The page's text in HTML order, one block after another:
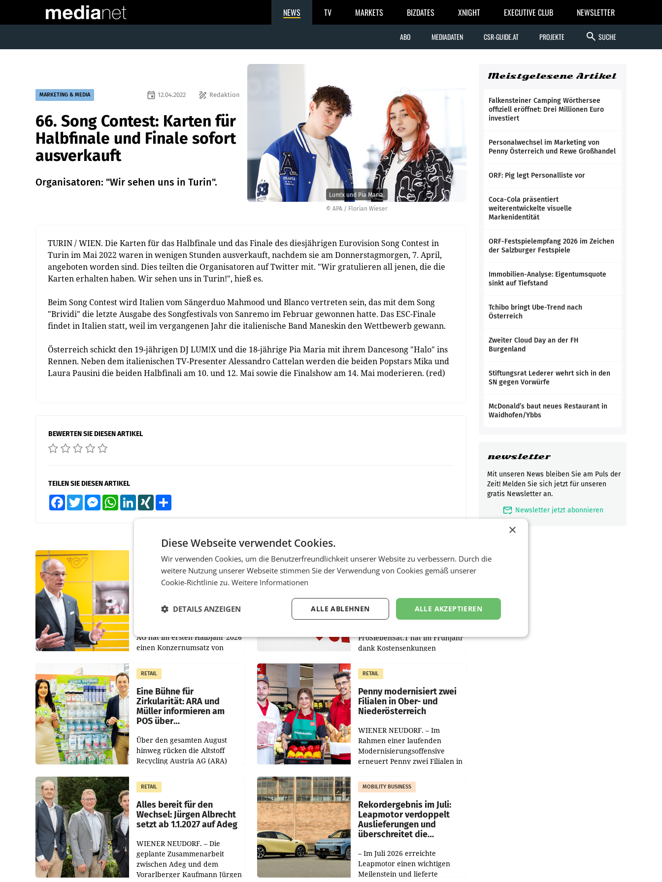
NEWS TV MARKETS BIZDATES XNIGHT EXECUTIVE CLUB NEWSLETTER
ABO MEDIADATEN CSR-GUIDE.AT PROJEKTE search SUCHE
© APA / Florian Wieser
Lum!x und Pia Maria.
MARKETING & MEDIA draw Redaktion
event 12.04.2022
66. Song Contest: Karten für
Halbfinale und Finale sofort
ausverkauft
Organisatoren: "Wir sehen uns in Turin".
TURIN / WIEN. Die Karten für das Halbfinale und das Finale des diesjährigen Eurovision Song Contest in
Turin im Mai 2022 waren in wenigen Stunden ausverkauft, nachdem sie am Donnerstagmorgen, 7. April,
angeboten worden sind. Dies teilten die Organisatoren auf Twitter mit. "Wir gratulieren all jenen, die die
Karten erhalten haben. Wir sehen uns in Turin!", hieß es.
Beim Song Contest wird Italien vom Sängerduo Mahmood und Blanco vertreten sein, das mit dem Song
"Brividi" die letzte Ausgabe des Songfestivals von Sanremo im Februar gewonnen hatte. Das ESC-Finale
findet in Italien statt, weil im vergangenen Jahr die italienische Band Maneskin den Wettbewerb gewann.
Österreich schickt den 19-jährigen DJ LUM!X und die 18-jährige Pia Maria mit ihrem Dancesong "Halo" ins
Rennen. Neben dem italienischen TV-Presenter Alessandro Cattelan werden die beiden Popstars Mika und
Laura Pausini die beiden Halbfinali am 10. und 12. Mai sowie die Finalshow am 14. Mai moderieren. (red)
BEWERTEN SIE DIESEN ARTIKEL
TEILEN SIE DIESEN ARTIKEL
FacebookTwitter MessengerWhatsAppLinkedInXING
PRIMENEWS
Österreichische Post:
Umsatzplus im ersten
Briefgeschäft
AG hat im ersten Halbjahr 2026
einen Konzernumsatz von
erwirtschaftet, was einem Plus
von 3,8 Prozent gegenüber
dem Vergleichszeitraum
MARKETING & MEDIA
ProSiebenSat.1 spart und
Gewinn
UNTERFÖHRING/MAILAND/AMSTERDAM.
ProSiebenSat.1 hat im Frühjahr
dank Kostensenkungen
gemacht und die
Markterwartung deutlich
übertroffen.
RETAIL
Eine Bühne für
Zirkularität: ARA und
Müller informieren am
POS über
Über den gesamten August
hinweg rücken die Altstoff
Recycling Austria AG (ARA)
Müller die Initiative „Kreislauf-
Helden“ in allen
österreichischen Müller-Filialen
RETAIL
Penny modernisiert zwei
Filialen in Ober- und
Niederösterreich
WIENER NEUDORF. – Im
Rahmen einer laufenden
Modernisierungsoffensive
erneuert Penny zwei Filialen in
Die beiden Standorte liegen in
Haag sowie im rund
RETAIL
Alles bereit für den
Wechsel: Jürgen Albrecht
setzt ab 1.1.2027 auf Adeg
WIENER NEUDORF. – Die
geplante Zusammenarbeit
zwischen Adeg und dem
Vorarlberger Kaufmann Jürgen
MOBILITY BUSINESS
Rekordergebnis im Juli:
Leapmotor verdoppelt
Auslieferungen und
überschreitet die
– Im Juli 2026 erreichte
Leapmotor einen wichtigen
Meilenstein und lieferte
Meistgelesene Artikel
Falkensteiner Camping Wörthersee
offiziell eröffnet: Drei Millionen Euro
investiert
Personalwechsel im Marketing von
Penny Österreich und Rewe Großhandel
ORF: Pig legt Personalliste vor
Coca-Cola präsentiert
weiterentwickelte visuelle
Markenidentität
ORF-Festspielempfang 2026 im Zeichen
der Salzburger Festspiele
Immobilien-Analyse: Eigentumsquote
sinkt auf Tiefstand
Tchibo bringt Ube-Trend nach
Österreich
Zweiter Cloud Day an der FH
Burgenland
Stiftungsrat Lederer wehrt sich in den
SN gegen Vorwürfe
McDonald’s baut neues Restaurant in
Waidhofen/Ybbs
newsletter
Mit unseren News bleiben Sie am Puls der
Zeit! Melden Sie sich jetzt für unseren
gratis Newsletter an.
mark_email_read Newsletter jetzt abonnieren
×
Diese Webseite verwendet Cookies.
Wir verwenden Cookies, um die Benutzerfreundlichkeit unserer Website zu verbessern. Durch die
weitere Nutzung unserer Webseite stimmen Sie der Verwendung von Cookies gemäß unserer
Cookie-Richtlinie zu. Weitere Informationen
ALLE AKZEPTIEREN
ALLE ABLEHNEN
DETAILS ANZEIGEN